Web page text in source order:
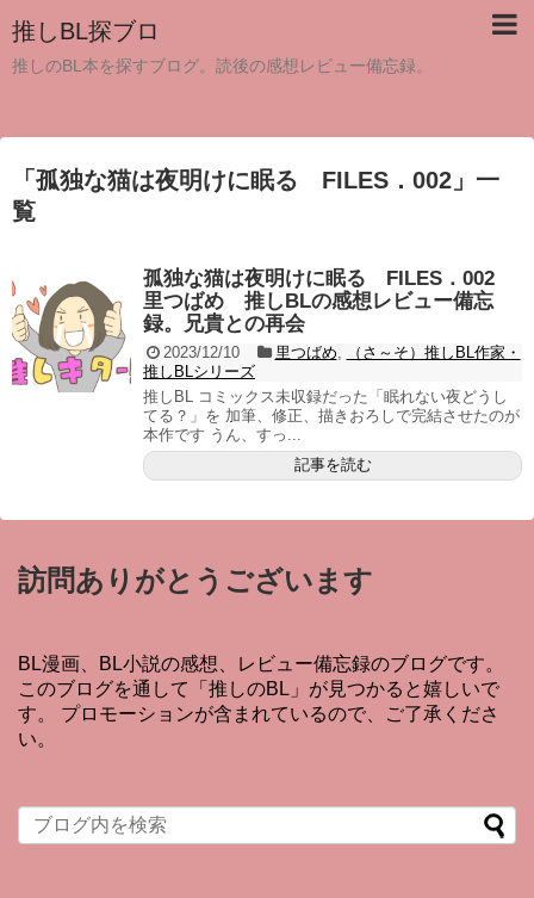
推しBL探ブロ
推しのBL本を探すブログ。読後の感想レビュー備忘録。
「 孤独な猫は夜明けに眠る FILES．002 」 一
覧
孤独な猫は夜明けに眠る FILES．002
里つばめ 推しBLの感想レビュー備忘
録。兄貴との再会
2023/12/10 里つばめ
（さ～そ）推しBL作家・
推しBLシリーズ
推しBL コミックス未収録だった「眠れない夜どうし
てる？」を 加筆、修正、描きおろしで完結させたのが
本作です うん、すっ...
記事を読む
訪問ありがとうございます
BL漫画、BL小説の感想、レビュー備忘録のブログです。
このブログを通して「推しのBL」が見つかると嬉しいで
す。 プロモーションが含まれているので、ご了承くださ
い。